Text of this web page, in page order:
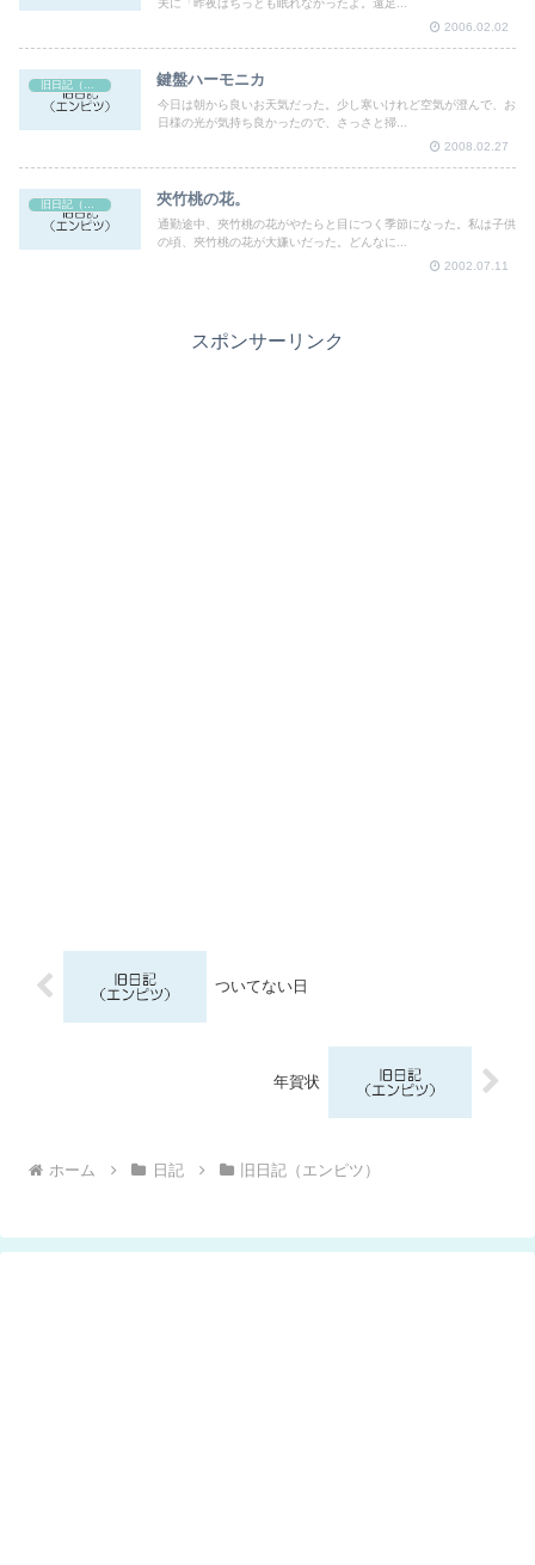
夫に「昨夜はちっとも眠れなかったよ。遠足...
2006.02.02
旧日記（エンピツ） 鍵盤ハーモニカ
今日は朝から良いお天気だった。少し寒いけれど空気が澄んで、お
日様の光が気持ち良かったので、さっさと掃...
2008.02.27
旧日記（エンピツ） 夾竹桃の花。
通勤途中、夾竹桃の花がやたらと目につく季節になった。私は子供
の頃、夾竹桃の花が大嫌いだった。どんなに...
2002.07.11
スポンサーリンク
ついてない日
年賀状
ホーム 日記 旧日記（エンピツ）